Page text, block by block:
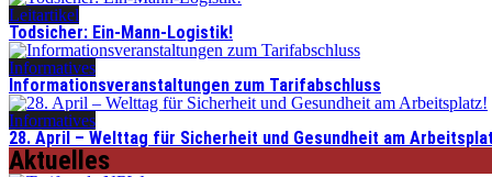
Leitartikel
Todsicher: Ein-Mann-Logistik!
Informatives
Informationsveranstaltungen zum Tarifabschluss
Informatives
28. April – Welttag für Sicherheit und Gesundheit am
Aktuelles